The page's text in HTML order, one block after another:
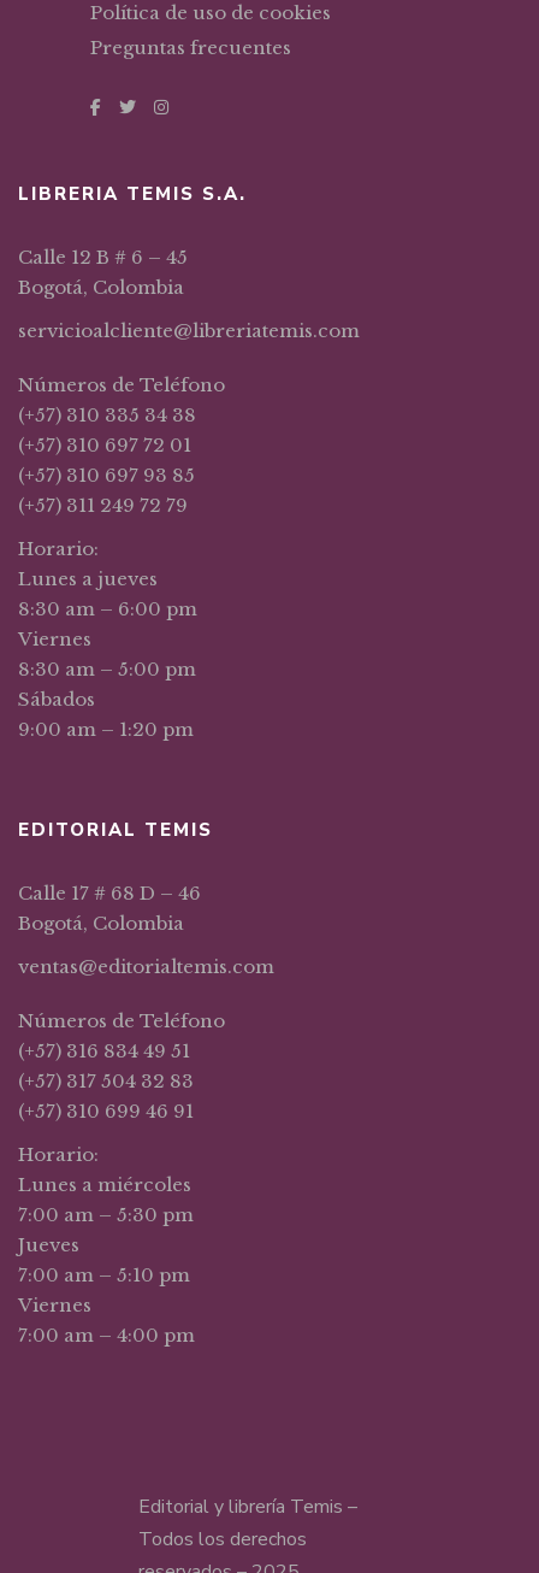
Política de uso de cookies
Preguntas frecuentes
LIBRERIA TEMIS S.A.
Calle 12 B # 6 – 45
Bogotá, Colombia
servicioalcliente@libreriatemis.com
Números de Teléfono
(+57) 310 335 34 38
(+57) 310 697 72 01
(+57) 310 697 93 85
(+57) 311 249 72 79
Horario:
Lunes a jueves
8:30 am – 6:00 pm
Viernes
8:30 am – 5:00 pm
Sábados
9:00 am – 1:20 pm
EDITORIAL TEMIS
Calle 17 # 68 D – 46
Bogotá, Colombia
ventas@editorialtemis.com
Números de Teléfono
(+57) 316 834 49 51
(+57) 317 504 32 83
(+57) 310 699 46 91
Horario:
Lunes a miércoles
7:00 am – 5:30 pm
Jueves
7:00 am – 5:10 pm
Viernes
7:00 am – 4:00 pm
Editorial y librería Temis –
Todos los derechos